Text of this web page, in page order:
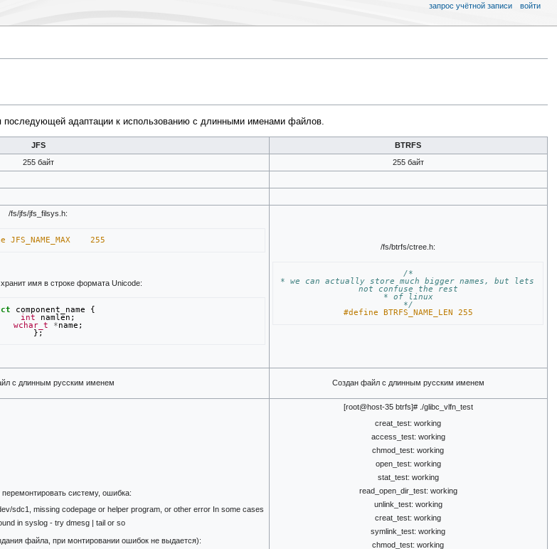
адаптации к использованию с длинными именами файлов.
JFS
BTRFS
255 байт
255 байт
/fs/jfs/jfs_filsys.h:
#define JFS_NAME_MAX	255
имя в строке формата Unicode:
component_name
{
int
namlen ;
wchar_t
*name ;
};
/fs/btrfs/ctree.h:
/*
* we can actually store much bigger names, but lets
not confuse the rest
* of linux
*/
#define BTRFS_NAME_LEN 255
с длинным русским именем Создан файл с длинным русским именем
систему, ошибка:
sdc1, missing codepage or helper program, or other error In some cases
in syslog - try dmesg | tail or so
файла, при монтировании ошибок не выдается):
[root@host-35 btrfs]# ./glibc_vlfn_test
creat_test: working
access_test: working
chmod_test: working
open_test: working
stat_test: working
read_open_dir_test: working
unlink_test: working
creat_test: working
symlink_test: working
chmod_test: working
запрос учётной записи войти